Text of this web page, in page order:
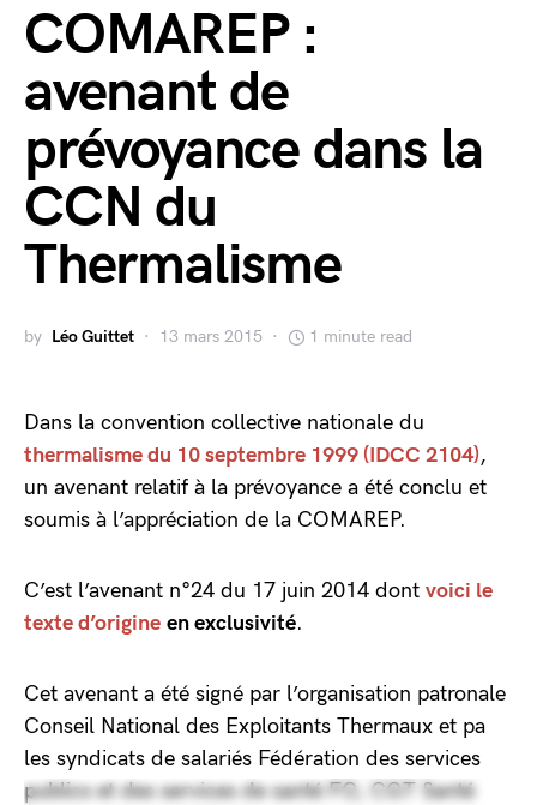
COMAREP :
avenant de
prévoyance dans la
CCN du
Thermalisme
by Léo Guittet 13 mars 2015 1 minute read
Dans la convention collective nationale du
thermalisme du 10 septembre 1999 (IDCC 2104),
un avenant relatif à la prévoyance a été conclu et
soumis à l’appréciation de la COMAREP.
C’est l’avenant n°24 du 17 juin 2014 dont voici le
texte d’origine en exclusivité.
Cet avenant a été signé par l’organisation patronale
Conseil National des Exploitants Thermaux et pa
les syndicats de salariés Fédération des services
publics et des services de santé FO, CGT Santé